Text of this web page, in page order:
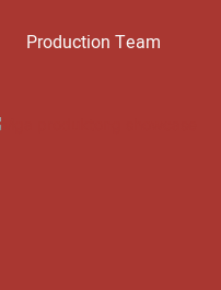
Production Team